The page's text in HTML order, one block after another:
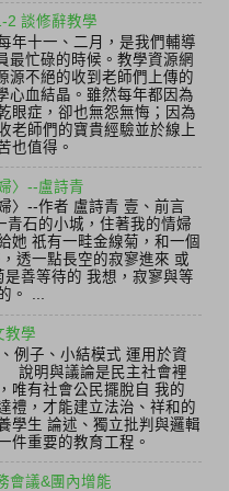
2 談修辭教學
年十一、二月，是我們輔導
最忙碌的時候。教學資源網
源不絕的收到老師們上傳的
心血結晶。雖然每年都因為
眼症，卻也無怨無悔；因為
老師們的寶貴經驗並於線上
也值得。
〉--盧詩青
〉--作者 盧詩青 壹、前言
石的小城，住著我的情婦
她 祇有一畦金線菊，和一個
透一點長空的寂寥進來 或
善等待的 我想，寂寥與等
。 ...
教學
例子、小結模式 運用於資
說明與議論是民主社會裡
唯有社會公民擺脫自 我的
禮，才能建立法治、祥和的
學生 論述、獨立批判與邏輯
件重要的教育工程。
會議&團內增能